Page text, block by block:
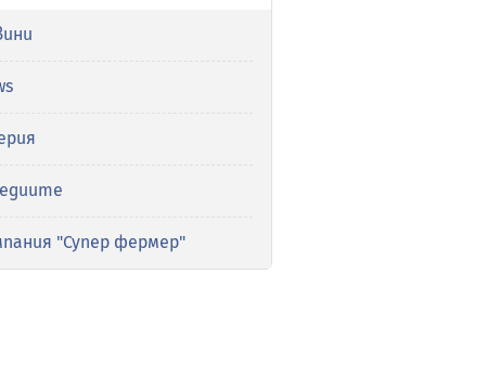
"Супер фермер"